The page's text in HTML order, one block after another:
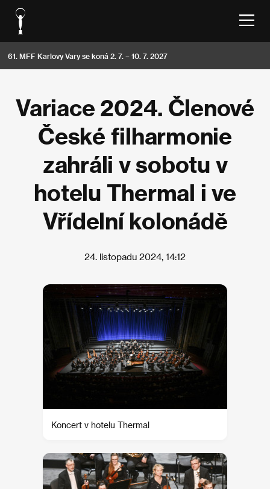
61. MFF Karlovy Vary se koná 2. 7. – 10. 7. 2027
Variace 2024. Členové
České filharmonie
zahráli v sobotu v
hotelu Thermal i ve
Vřídelní kolonádě
24. listopadu 2024, 14:12
Koncert v hotelu Thermal